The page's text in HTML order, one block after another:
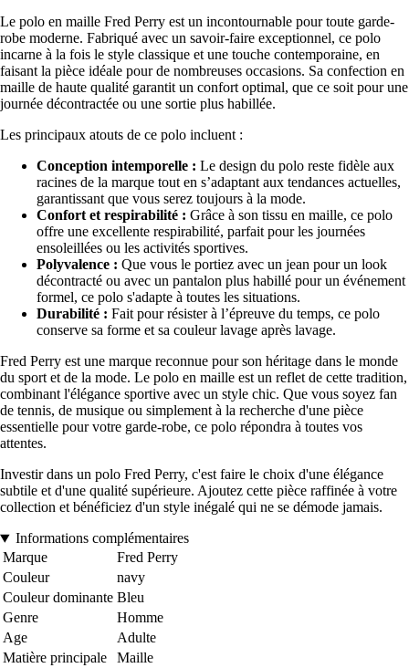
Le polo en maille Fred Perry est un incontournable pour toute garde-
robe moderne. Fabriqué avec un savoir-faire exceptionnel, ce polo
incarne à la fois le style classique et une touche contemporaine, en
faisant la pièce idéale pour de nombreuses occasions. Sa confection en
maille de haute qualité garantit un confort optimal, que ce soit pour une
journée décontractée ou une sortie plus habillée.
Les principaux atouts de ce polo incluent :
Conception intemporelle : Le design du polo reste fidèle aux
racines de la marque tout en s’adaptant aux tendances actuelles,
garantissant que vous serez toujours à la mode.
Confort et respirabilité : Grâce à son tissu en maille, ce polo
offre une excellente respirabilité, parfait pour les journées
ensoleillées ou les activités sportives.
Polyvalence : Que vous le portiez avec un jean pour un look
décontracté ou avec un pantalon plus habillé pour un événement
formel, ce polo s'adapte à toutes les situations.
Durabilité : Fait pour résister à l’épreuve du temps, ce polo
conserve sa forme et sa couleur lavage après lavage.
Fred Perry est une marque reconnue pour son héritage dans le monde
du sport et de la mode. Le polo en maille est un reflet de cette tradition,
combinant l'élégance sportive avec un style chic. Que vous soyez fan
de tennis, de musique ou simplement à la recherche d'une pièce
essentielle pour votre garde-robe, ce polo répondra à toutes vos
attentes.
Investir dans un polo Fred Perry, c'est faire le choix d'une élégance
subtile et d'une qualité supérieure. Ajoutez cette pièce raffinée à votre
collection et bénéficiez d'un style inégalé qui ne se démode jamais.
Informations complémentaires
Marque
Fred Perry
Couleur
navy
Couleur dominante Bleu
Genre
Homme
Age
Adulte
Matière principale
Maille